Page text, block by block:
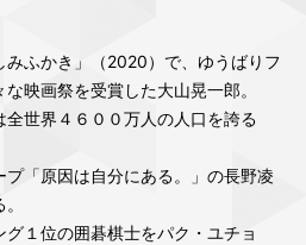
みふかき」（2020）で、ゆうばりフ
映画祭を受賞した大山晃一郎。
世界４６００万人の人口を誇る
「原因は自分にある。」の長野凌
１位の囲碁棋士をパク・ユチョ